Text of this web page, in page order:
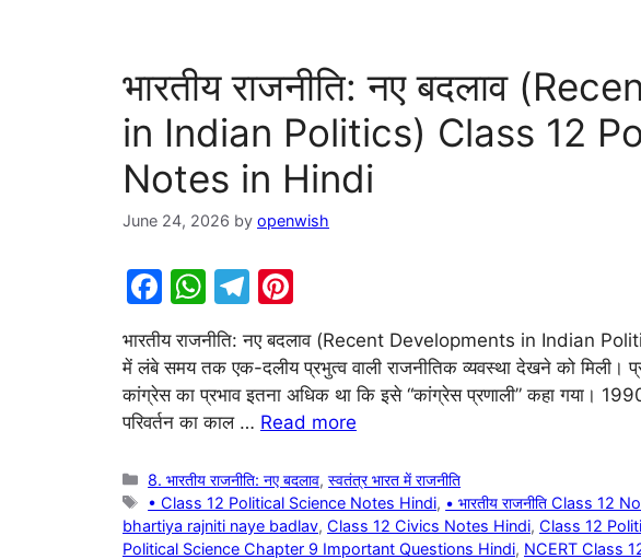
भारतीय राजनीति: नए बदलाव
in Indian Politics) Class 12
Notes in Hindi
June 24, 2026 by openwish
F
c
e
b
o
k
W
h
at
s
A
p
T
e
gr
a
er
e
st
भारतीय राजनीति: नए बदलाव (Recent Developments in Indian
में लंबे समय तक एक-दलीय प्रभुत्व वाली राजनीतिक व्यवस्था देखने को मिली।
कांग्रेस का प्रभाव इतना अधिक था कि इसे “कांग्रेस प्रणाली” कहा गया।
परिवर्तन का काल … Read more
Categories
8. भारतीय राजनीति: नए बदलाव,स्वतंत्र भारत में राजनीति
Tags
• Class 12 Political Science Notes Hindi, • भारतीय राजनीति Class 12
bhartiya rajniti naye badlav, Class 12 Civics Notes Hindi, Class 12
Political Science Chapter 9 Important Questions Hindi, NCERT Class